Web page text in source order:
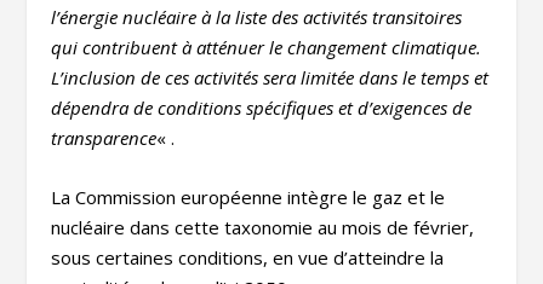
l’énergie nucléaire à la liste des activités transitoires
qui contribuent à atténuer le changement climatique.
L’inclusion de ces activités sera limitée dans le temps et
dépendra de conditions spécifiques et d’exigences de
transparence« .
La Commission européenne intègre le gaz et le
nucléaire dans cette taxonomie au mois de février,
sous certaines conditions, en vue d’atteindre la